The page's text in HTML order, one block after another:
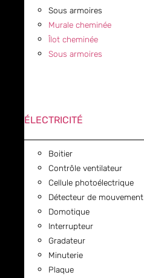
Sous armoires
Murale cheminée
Îlot cheminée
Sous armoires
ÉLECTRICITÉ
Boitier
Contrôle ventilateur
Cellule photoélectrique
Détecteur de mouvement
Domotique
Interrupteur
Gradateur
Minuterie
Plaque